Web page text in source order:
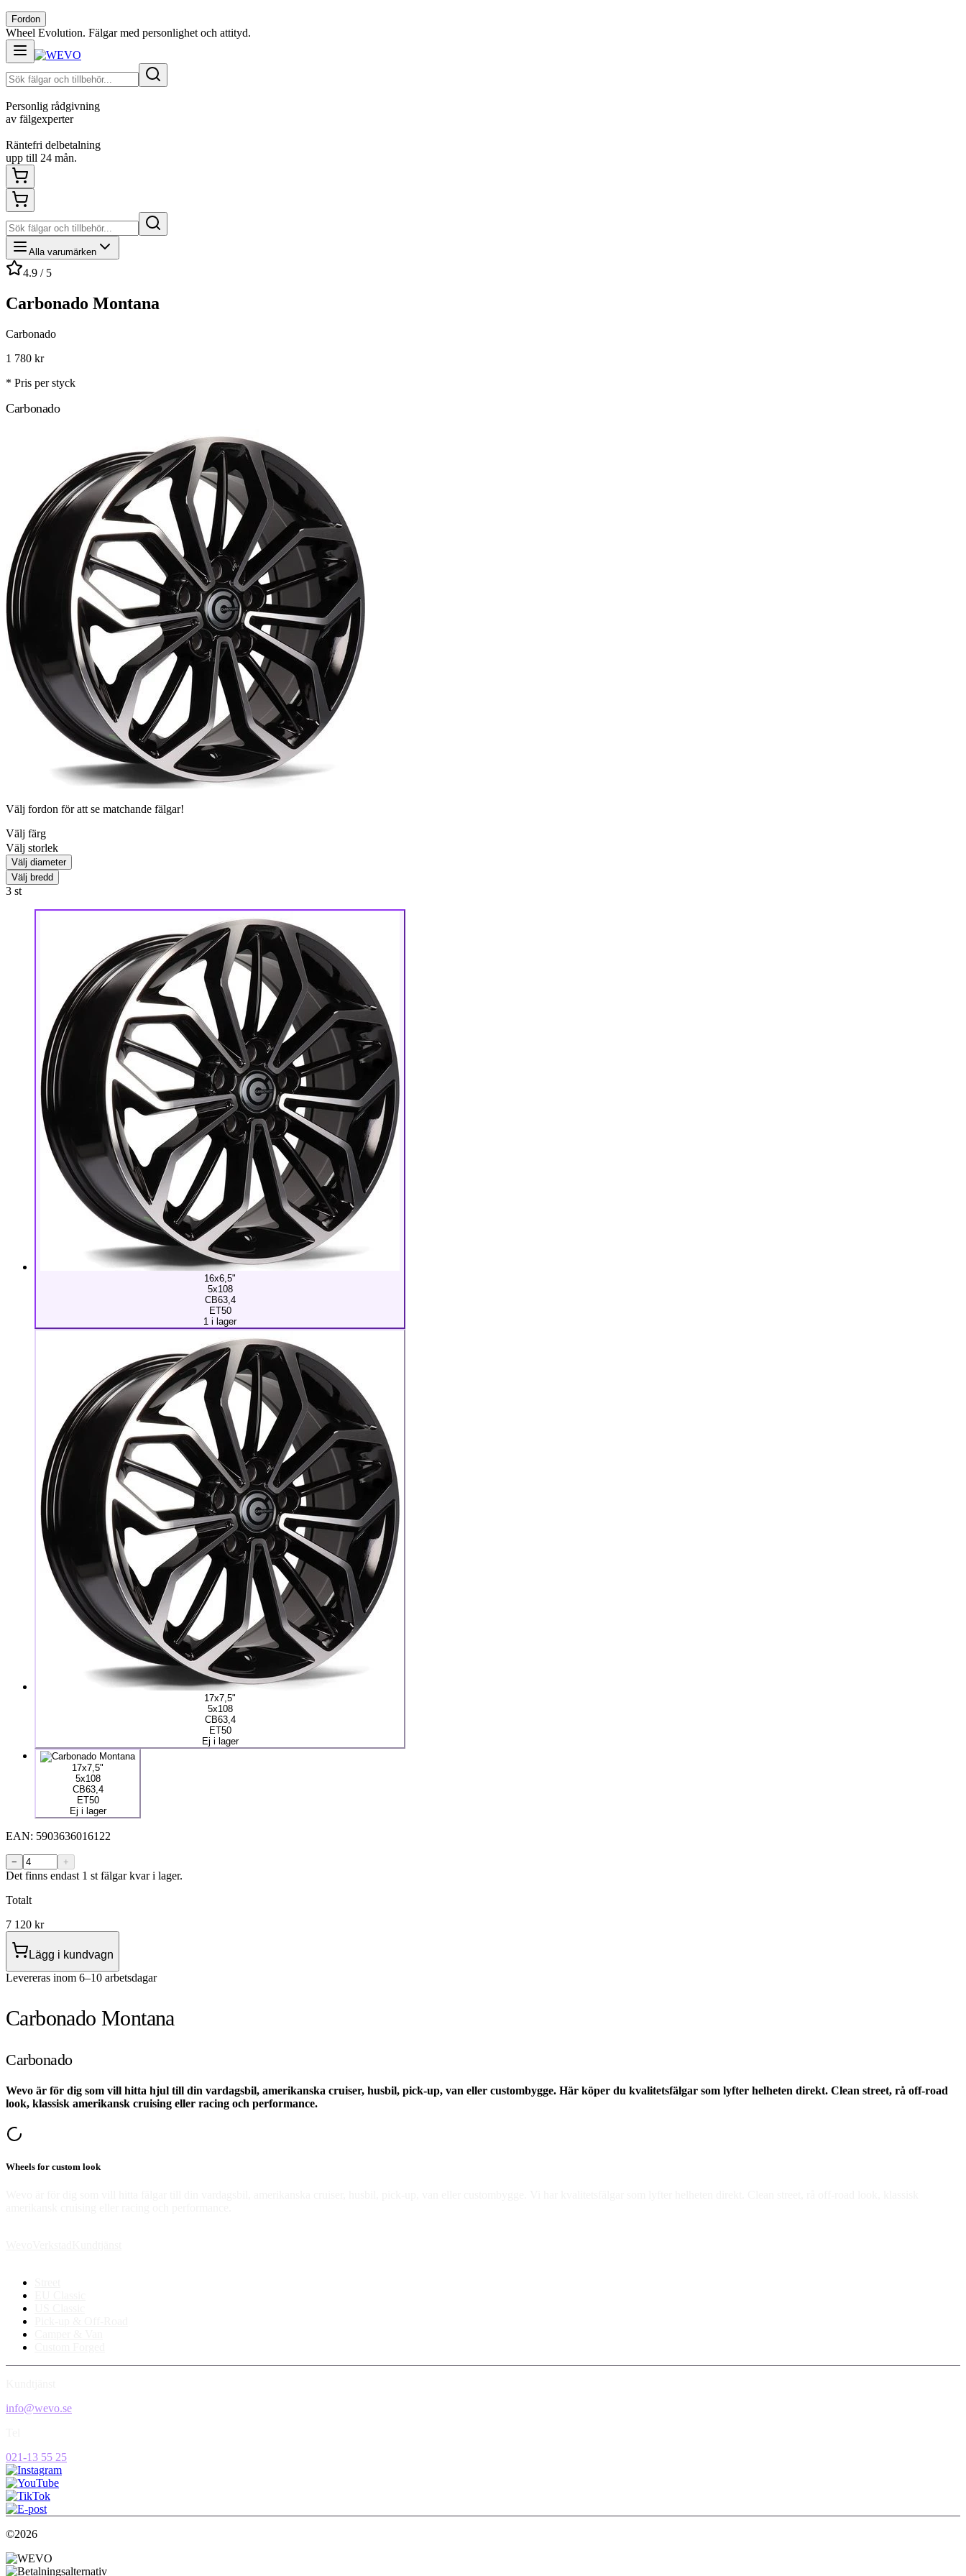
Fordon
Wheel Evolution. Fälgar med personlighet och attityd.
Personlig rådgivning
av fälgexperter
Räntefri delbetalning
upp till 24 mån.
Alla varumärken
4.9 / 5
Carbonado Montana
Carbonado
1 780 kr
* Pris per styck
Carbonado
Välj fordon för att se matchande fälgar!
Välj färg
Välj storlek
Välj diameter
Välj bredd
3 st
16x6,5"
5x108
CB63,4
ET50
1 i lager
17x7,5"
5x108
CB63,4
ET50
Ej i lager
17x7,5"
5x108
CB63,4
ET50
Ej i lager
EAN: 5903636016122
− +
Det finns endast 1 st fälgar kvar i lager.
Totalt
7 120 kr
Lägg i kundvagn
Levereras inom 6–10 arbetsdagar
Carbonado Montana
Carbonado
Wevo är för dig som vill hitta hjul till din vardagsbil, amerikanska cruiser, husbil, pick-up, van eller custombygge. Här köper du kvalitetsfälgar som lyfter helheten direkt. Clean street, rå off-road
look, klassisk amerikansk cruising eller racing och performance.
Wheels for custom look
info@wevo.se
021-13 55 25
©2026